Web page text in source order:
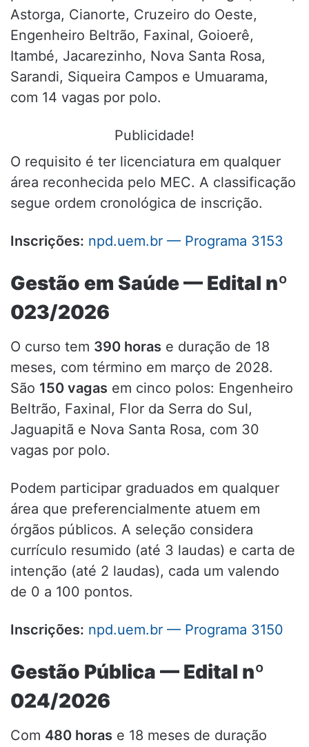
Astorga, Cianorte, Cruzeiro do Oeste,
Engenheiro Beltrão, Faxinal, Goioerê,
Itambé, Jacarezinho, Nova Santa Rosa,
Sarandi, Siqueira Campos e Umuarama,
com 14 vagas por polo.
Publicidade!
O requisito é ter licenciatura em qualquer
área reconhecida pelo MEC. A classificação
segue ordem cronológica de inscrição.
Inscrições: npd.uem.br — Programa 3153
Gestão em Saúde — Edital nº
023/2026
O curso tem 390 horas e duração de 18
meses, com término em março de 2028.
São 150 vagas em cinco polos: Engenheiro
Beltrão, Faxinal, Flor da Serra do Sul,
Jaguapitã e Nova Santa Rosa, com 30
vagas por polo.
Podem participar graduados em qualquer
área que preferencialmente atuem em
órgãos públicos. A seleção considera
currículo resumido (até 3 laudas) e carta de
intenção (até 2 laudas), cada um valendo
de 0 a 100 pontos.
Inscrições: npd.uem.br — Programa 3150
Gestão Pública — Edital nº
024/2026
Com 480 horas e 18 meses de duração